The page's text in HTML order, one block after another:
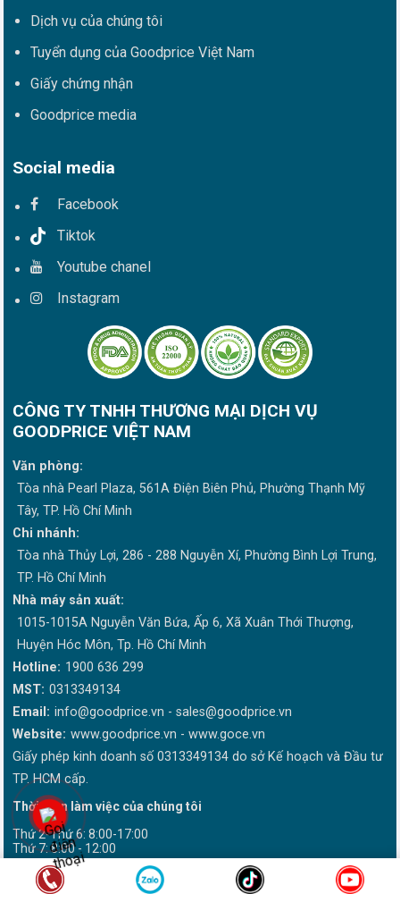
Dịch vụ của chúng tôi
Tuyển dụng của Goodprice Việt Nam
Giấy chứng nhận
Goodprice media
Social media
Facebook
Tiktok
Youtube chanel
Instagram
CÔNG TY TNHH THƯƠNG MẠI DỊCH VỤ
GOODPRICE VIỆT NAM
Văn phòng:
Tòa nhà Pearl Plaza, 561A Điện Biên Phủ, Phường Thạnh Mỹ
Tây, TP. Hồ Chí Minh
Chi nhánh:
Tòa nhà Thủy Lợi, 286 - 288 Nguyễn Xí, Phường Bình Lợi Trung,
TP. Hồ Chí Minh
Nhà máy sản xuất:
1015-1015A Nguyễn Văn Bứa, Ấp 6, Xã Xuân Thới Thượng,
Huyện Hóc Môn, Tp. Hồ Chí Minh
Hotline: 1900 636 299
MST: 0313349134
Email: info@goodprice.vn - sales@goodprice.vn
Website: www.goodprice.vn - www.goce.vn
Giấy phép kinh doanh số 0313349134 do sở Kế hoạch và Đầu tư
TP. HCM cấp.
Thời gian làm việc của chúng tôi
Thứ 2-Thứ 6: 8:00-17:00
Thứ 7: 8:00 - 12:00
Website được bảo trợ nội dung bởi DMCA Hoa Kỳ vui lòng ghi rõ
nguồn "Goodprice.vn" khi phát hành lại thông tin.